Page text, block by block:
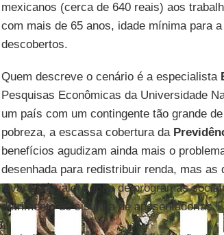
mexicanos (cerca de 640 reais) aos
com mais de 65 anos, idade mínima para
descobertos.
Quem descreve o cenário é a especialista
Pesquisas Econômicas da Universidade
um país com um contingente tão grande
pobreza, a escassa cobertura da
benefícios agudizam ainda mais o
desenhada para redistribuir renda, mas
levaram à valorização de programas
detrimento do sistema de aposentadorias.”